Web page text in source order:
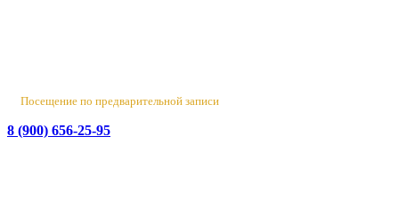
Посещение по предварительной записи
8 (900) 656-25-95